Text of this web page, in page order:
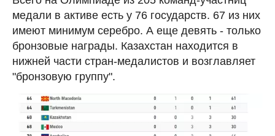
медали в активе есть у 76 государств. 67 из них
имеют минимум серебро. А еще девять - только
бронзовые награды. Казахстан находится в
нижней части стран-медалистов и возглавляет
"бронзовую группу".